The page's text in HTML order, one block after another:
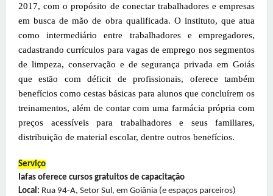
2017, com o propósito de conectar trabalhadores e empresas
em busca de mão de obra qualificada. O instituto, que atua
como intermediário entre trabalhadores e empregadores,
cadastrando currículos para vagas de emprego nos segmentos
de limpeza, conservação e de segurança privada em Goiás
que estão com déficit de profissionais, oferece também
benefícios como cestas básicas para alunos que concluírem os
treinamentos, além de contar com uma farmácia própria com
preços acessíveis para trabalhadores e seus familiares,
distribuição de material escolar, dentre outros benefícios.
Serviço
Iafas oferece cursos gratuitos de capacitação
Local: Rua 94-A, Setor Sul, em Goiânia (e espaços parceiros)